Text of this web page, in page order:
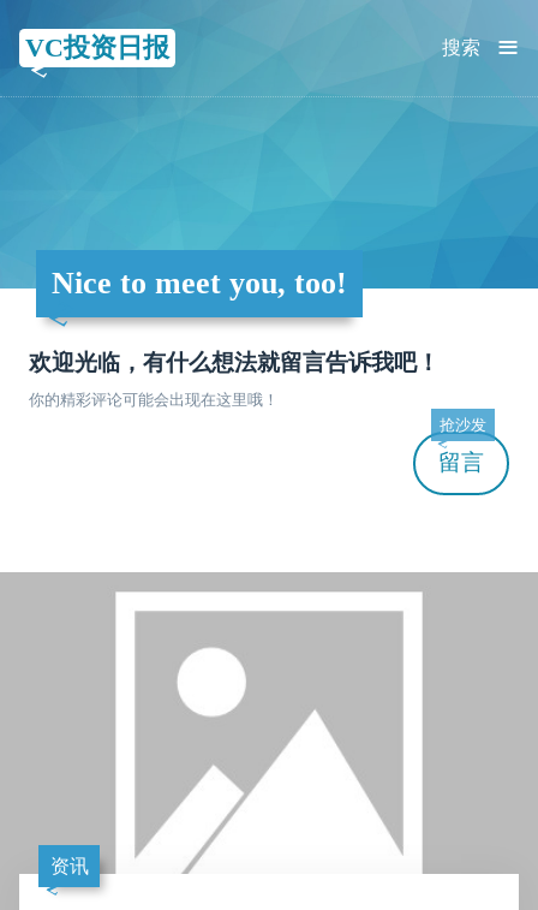
VC投资日报 ≡
搜索
Nice to meet you, too!
欢迎光临，有什么想法就留言告诉我吧！
你的精彩评论可能会出现在这里哦！
留言
抢沙发
资讯